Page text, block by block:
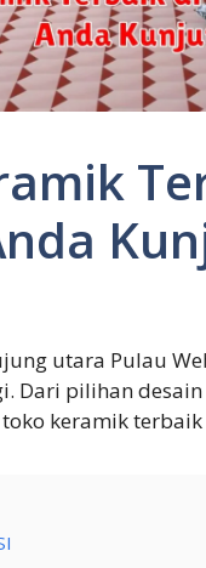
utara Pulau
Dari pilihan
keramik